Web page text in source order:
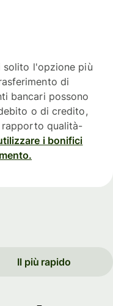
solito l'opzione più
di
bancari possono
o di credito,
qualità-
i bonifici
Il più rapido